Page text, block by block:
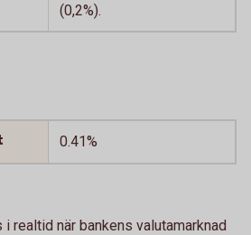
(0,2%).
0.41%
realtid när bankens valutamarknad